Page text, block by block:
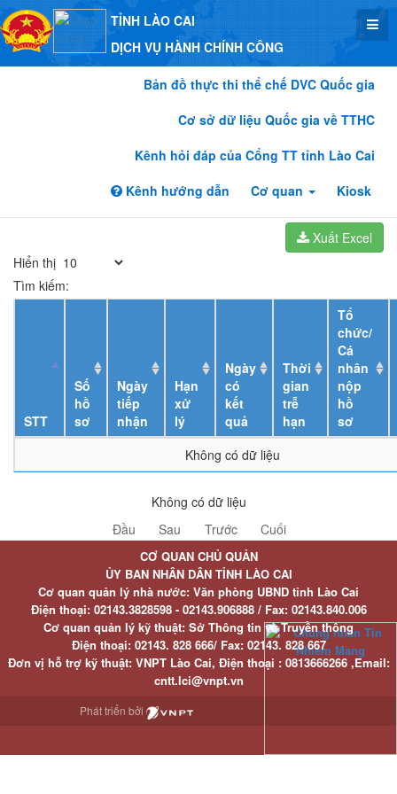
TỈNH LÀO CAI
DỊCH VỤ HÀNH CHÍNH CÔNG
Bản đồ thực thi thể chế DVC Quốc gia
Cơ sở dữ liệu Quốc gia về TTHC
Kênh hỏi đáp của Cổng TT tỉnh Lào Cai
Kênh hướng dẫn
Cơ quan Kiosk
Xuất Excel
Hiển thị
Tìm kiếm:
STT
Số
hồ
sơ
Ngày
tiếp
nhận
Hạn
xử
lý
Ngày
có
kết
quả
Thời
gian
trễ
hạn
Tổ
chức/
Cá
nhân
nộp
hồ
sơ
Không có dữ liệu
Không có dữ liệu
Đầu
Sau Trước Cuối
CƠ QUAN CHỦ QUẢN
ỦY BAN NHÂN DÂN TỈNH LÀO CAI
Cơ quan quản lý nhà nước: Văn phòng UBND tỉnh Lào Cai
Điện thoại:02143.3828598 - 02143.906888 / Fax:02143.840.006
Cơ quan quản lý kỹ thuật: Sở Thông tin và Truyền thông
Điện thoại:02143. 828 666/ Fax:02143. 828 667
Đơn vị hỗ trợ kỹ thuật: VNPT Lào Cai, Điện thoại : 0813666266 ,Email:
cntt.lci@vnpt.vn
Phát triển bởi